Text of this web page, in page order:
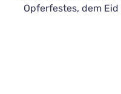
Opferfestes, dem